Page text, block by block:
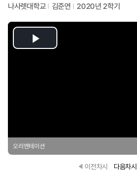
나사렛대학교 김준연 2020년 2학기
Play
오리엔테이션
이전차시 다음차시